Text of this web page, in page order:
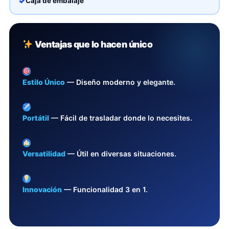
Ventajas que lo hacen único
Estilo Único — Diseño moderno y elegante.
Portátil — Fácil de trasladar donde lo necesites.
Versatilidad — Útil en diversas situaciones.
Innovación — Funcionalidad 3 en 1.